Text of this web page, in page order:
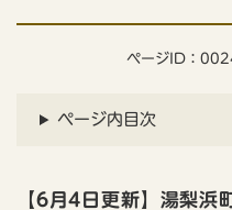
ページID：
ページ内目次
【6月4日更新】湯梨